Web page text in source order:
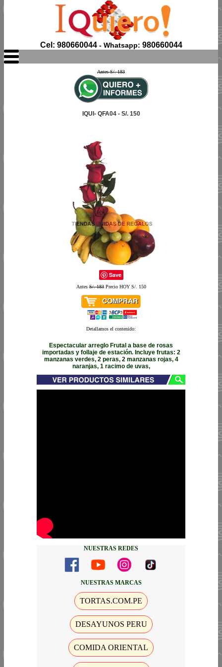
Cel: 980660044- Whatsapp: 980660044
Antes S/. 183
IQUI- QFA04 - S/. 150
Save
AntesS/. 183Precio HOY S/. 150
Detallamos el contenido:
Espectacular arreglo Frutal a base de rosas
importadas y follaje de estación. Incluye frutas: 2
manzanas verdes, 2 peras, 2 manzanas rojas, 4
naranjas, 1 racimo de uvas,
NUESTRAS REDES
NUESTRAS MARCAS
TORTAS.COM.PE
DESAYUNOS PERU
COMIDA ORIENTAL